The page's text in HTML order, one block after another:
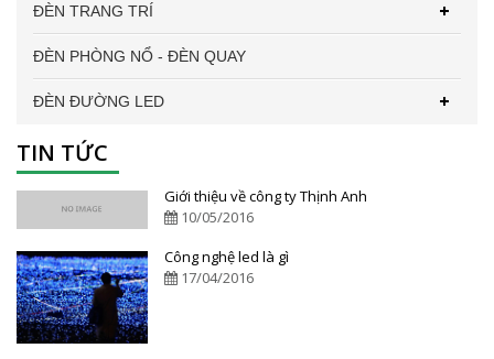
ĐÈN TRANG TRÍ
ĐÈN PHÒNG NỔ - ĐÈN QUAY
ĐÈN ĐƯỜNG LED
TIN TỨC
Giới thiệu về công ty Thịnh Anh
10/05/2016
Công nghệ led là gì
17/04/2016